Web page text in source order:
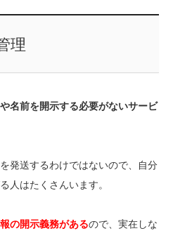
理
名前を開示する必要がないサービ
発送するわけではないので、自分
人はたくさんいます。
の開示義務があるので、実在しな